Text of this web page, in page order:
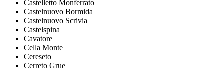
Castelletto Monferrato
Castelnuovo Bormida
Castelnuovo Scrivia
Castelspina
Cavatore
Cella Monte
Cereseto
Cerreto Grue